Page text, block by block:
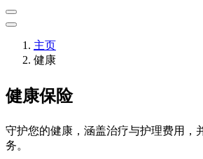
主页
健康
健康保险
守护您的健康，涵盖治疗与护理费用，
务。​